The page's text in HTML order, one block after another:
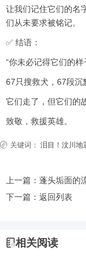
让我们记住它们的名
们从未要求被铭记。
✅ 结语：
“你未必记得它们的
67只搜救犬，67段沉
它们走了，但它们的
致敬，救援英雄。
关键词： 泪目！汶川地
上一篇： 蓬头垢面的
下一篇： 返回列表
相关阅读